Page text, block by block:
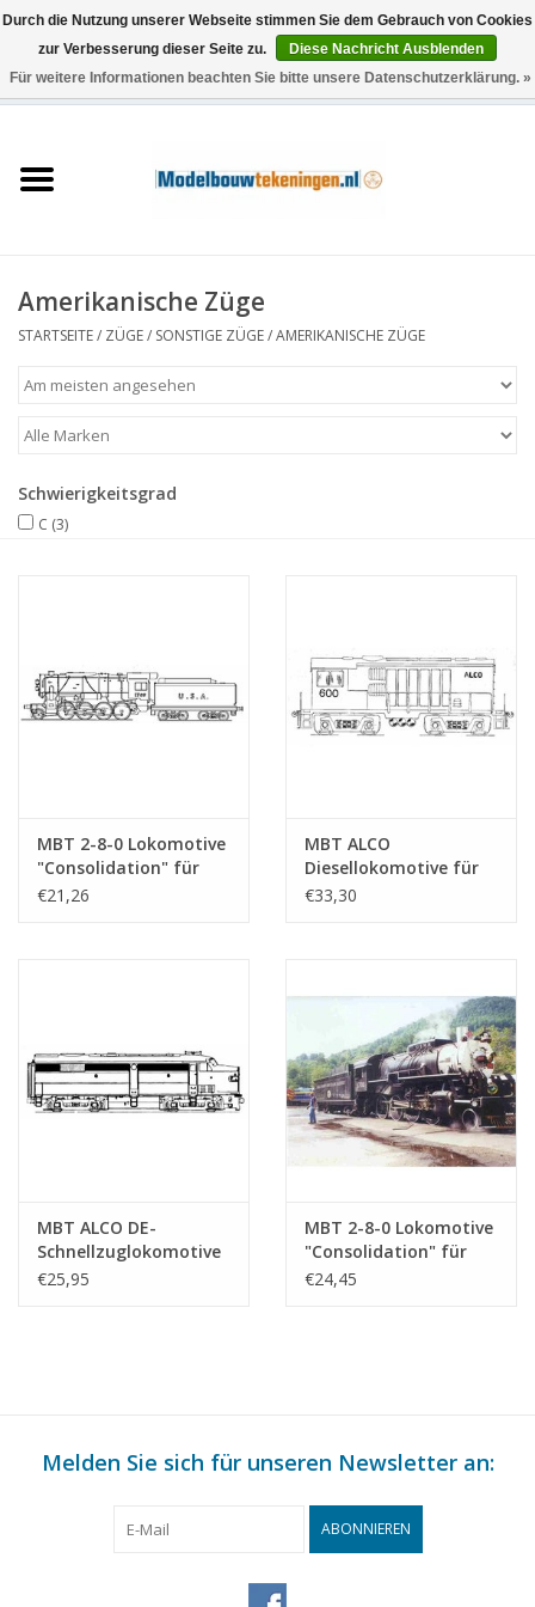
0 Artikel - €0,00
Schiffe
Holzbau
Landschaft
Dokumentation
NEUE ZEITSCHRIFTEN
Amerikanische Züge
STARTSEITE/ ZÜGE/ SONSTIGE ZÜGE/AMERIKANISCHE ZÜGE
Schwierigkeitsgrad
C (3)
MBT 2-8-0 Lokomotive
"Consolidation" für
Spur H0
€21,26
MBT ALCO
Diesellokomotive für
Spur 0 - Bauzeichnung
€33,30
MBT ALCO DE-
Schnellzuglokomotive
für Spur H0 -
€25,95
MBT 2-8-0 Lokomotive
"Consolidation" für
Spur H0 -
€24,45
Melden Sie sich für unseren Newsletter an:
ABONNIEREN
Durch die Nutzung unserer Webseite stimmen Sie dem Gebrauch von Cookies
zur Verbesserung dieser Seite zu.
Diese Nachricht Ausblenden
Für weitere Informationen beachten Sie bitte unsere Datenschutzerklärung. »